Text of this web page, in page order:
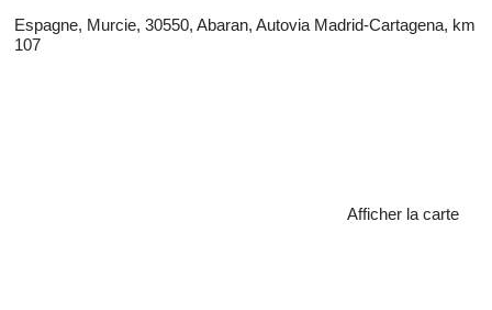
Espagne, Murcie, 30550, Abaran, Autovia Madrid-Cartagena, km
107
Afficher la carte